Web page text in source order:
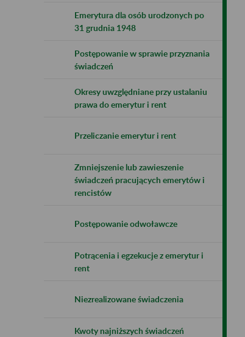
Emerytura dla osób urodzonych po
31 grudnia 1948
Postępowanie w sprawie przyznania
świadczeń
Okresy uwzględniane przy ustalaniu
prawa do emerytur i rent
Przeliczanie emerytur i rent
Zmniejszenie lub zawieszenie
świadczeń pracujących emerytów i
rencistów
Postępowanie odwoławcze
Potrącenia i egzekucje z emerytur i
rent
Niezrealizowane świadczenia
Kwoty najniższych świadczeń